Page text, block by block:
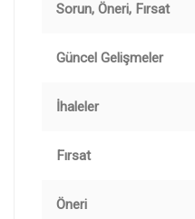
Sorun, Öneri, Fırsat
Güncel Gelişmeler
İhaleler
Fırsat
Öneri